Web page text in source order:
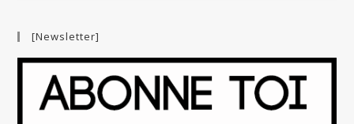
[Newsletter]